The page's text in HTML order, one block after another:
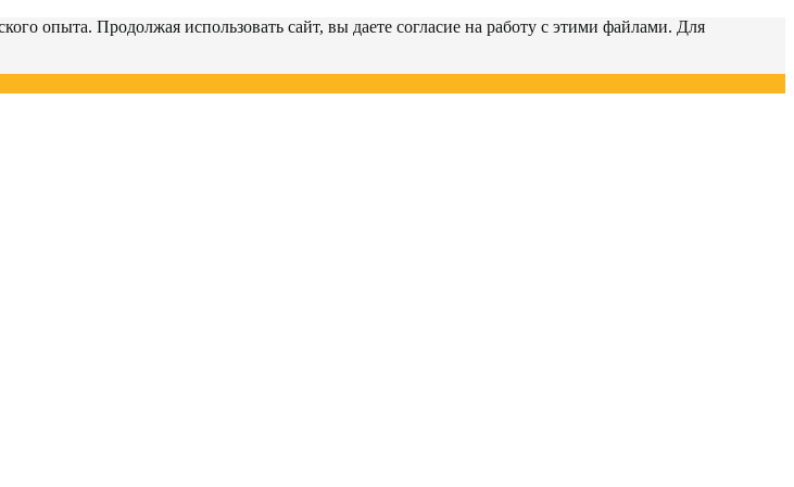
опыта. Продолжая использовать сайт, вы даете согласие на работу с этими файлами. Для